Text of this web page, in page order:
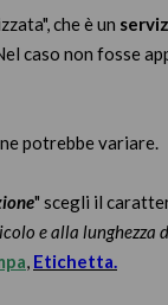
che è un
caso non fosse
potrebbe variare.
" scegli il
e alla lunghezza
, Etichetta.